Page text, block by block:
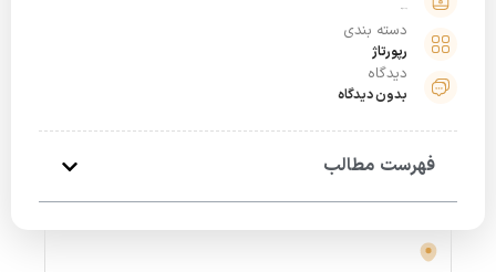
دسته بندی
رپورتاژ
دیدگاه
بدون دیدگاه
فهرست مطالب